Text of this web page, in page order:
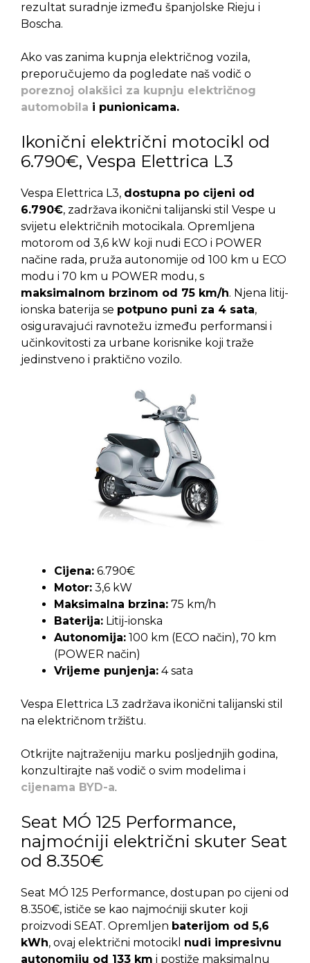
rezultat suradnje između španjolske Rieju i
Boscha.
Ako vas zanima kupnja električnog vozila,
preporučujemo da pogledate naš vodič o
poreznoj olakšici za kupnju električnog
automobila i punionicama.
Ikonični električni motocikl od
6.790€, Vespa Elettrica L3
Vespa Elettrica L3, dostupna po cijeni od
6.790€, zadržava ikonični talijanski stil Vespe u
svijetu električnih motocikala. Opremljena
motorom od 3,6 kW koji nudi ECO i POWER
načine rada, pruža autonomije od 100 km u ECO
modu i 70 km u POWER modu, s
maksimalnom brzinom od 75 km/h. Njena litij-
ionska baterija se potpuno puni za 4 sata,
osiguravajući ravnotežu između performansi i
učinkovitosti za urbane korisnike koji traže
jedinstveno i praktično vozilo.
Cijena: 6.790€
Motor: 3,6 kW
Maksimalna brzina: 75 km/h
Baterija: Litij-ionska
Autonomija: 100 km (ECO način), 70 km
(POWER način)
Vrijeme punjenja: 4 sata
Vespa Elettrica L3 zadržava ikonični talijanski stil
na električnom tržištu.
Otkrijte najtraženiju marku posljednjih godina,
konzultirajte naš vodič o svim modelima i
cijenama BYD-a.
Seat MÓ 125 Performance,
najmoćniji električni skuter Seat
od 8.350€
Seat MÓ 125 Performance, dostupan po cijeni od
8.350€, ističe se kao najmoćniji skuter koji
proizvodi SEAT. Opremljen baterijom od 5,6
kWh, ovaj električni motocikl nudi impresivnu
autonomiju od 133 km i postiže maksimalnu